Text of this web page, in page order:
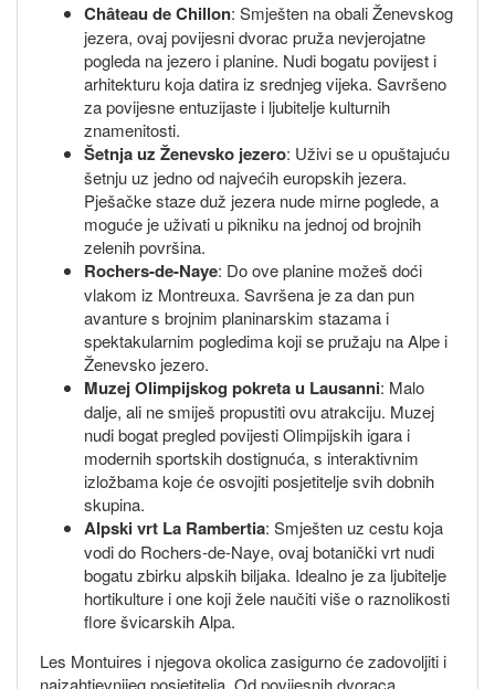
Château de Chillon: Smješten na obali Ženevskog
jezera, ovaj povijesni dvorac pruža nevjerojatne
pogleda na jezero i planine. Nudi bogatu povijest i
arhitekturu koja datira iz srednjeg vijeka. Savršeno
za povijesne entuzijaste i ljubitelje kulturnih
znamenitosti.
Šetnja uz Ženevsko jezero: Uživi se u opuštajuću
šetnju uz jedno od najvećih europskih jezera.
Pješačke staze duž jezera nude mirne poglede, a
moguće je uživati u pikniku na jednoj od brojnih
zelenih površina.
Rochers-de-Naye: Do ove planine možeš doći
vlakom iz Montreuxa. Savršena je za dan pun
avanture s brojnim planinarskim stazama i
spektakularnim pogledima koji se pružaju na Alpe i
Ženevsko jezero.
Muzej Olimpijskog pokreta u Lausanni: Malo
dalje, ali ne smiješ propustiti ovu atrakciju. Muzej
nudi bogat pregled povijesti Olimpijskih igara i
modernih sportskih dostignuća, s interaktivnim
izložbama koje će osvojiti posjetitelje svih dobnih
skupina.
Alpski vrt La Rambertia: Smješten uz cestu koja
vodi do Rochers-de-Naye, ovaj botanički vrt nudi
bogatu zbirku alpskih biljaka. Idealno je za ljubitelje
hortikulture i one koji žele naučiti više o raznolikosti
flore švicarskih Alpa.
Les Montuires i njegova okolica zasigurno će zadovoljiti i